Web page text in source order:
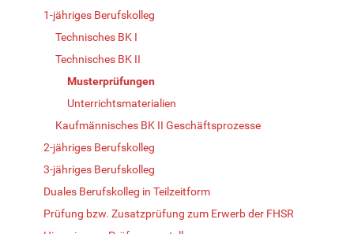
1-jähriges Berufskolleg
Technisches BK I
Technisches BK II
Musterprüfungen
Unterrichtsmaterialien
Kaufmännisches BK II Geschäftsprozesse
2-jähriges Berufskolleg
3-jähriges Berufskolleg
Duales Berufskolleg in Teilzeitform
Prüfung bzw. Zusatzprüfung zum Erwerb der FHSR